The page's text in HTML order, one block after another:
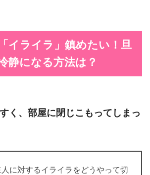
イライラ」鎮めたい！旦
静になる方法は？
く、部屋に閉じこもってしまっ
に対するイライラをどうやって切